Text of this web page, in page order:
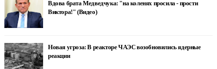
Вдова брата Медведчука: "на коленях просила - прости
Виктора!" (Видео)
Новая угроза: В реакторе ЧАЭС возобновились ядерные
реакции